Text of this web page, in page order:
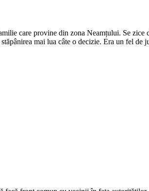
care provine din zona Neamțului. Se zice
mai lua câte o decizie. Era un fel